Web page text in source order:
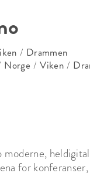
/ Drammen
Norge / Viken /
moderne,
for